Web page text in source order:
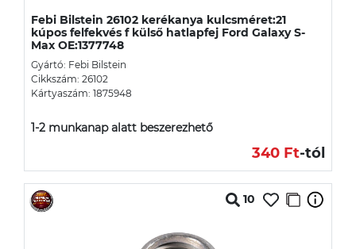
Febi Bilstein 26102 kerékanya kulcsméret:21
kúpos felfekvés f külső hatlapfej Ford Galaxy S-
Max OE:1377748
Gyártó: Febi Bilstein
Cikkszám: 26102
Kártyaszám: 1875948
1-2 munkanap alatt beszerezhető
340 Ft-tól
10